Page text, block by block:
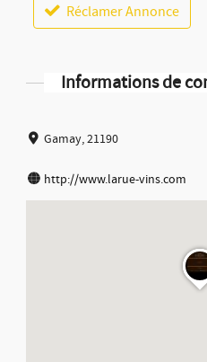
Réclamer Annonce
Informations de
Gamay, 21190
http://www.larue-vins.com